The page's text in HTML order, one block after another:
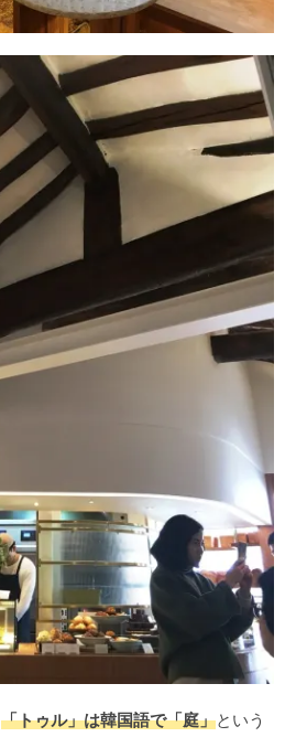
「トゥル」は韓国語で「庭」という